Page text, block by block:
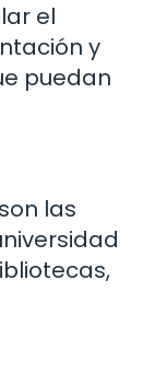
el
y
puedan
las